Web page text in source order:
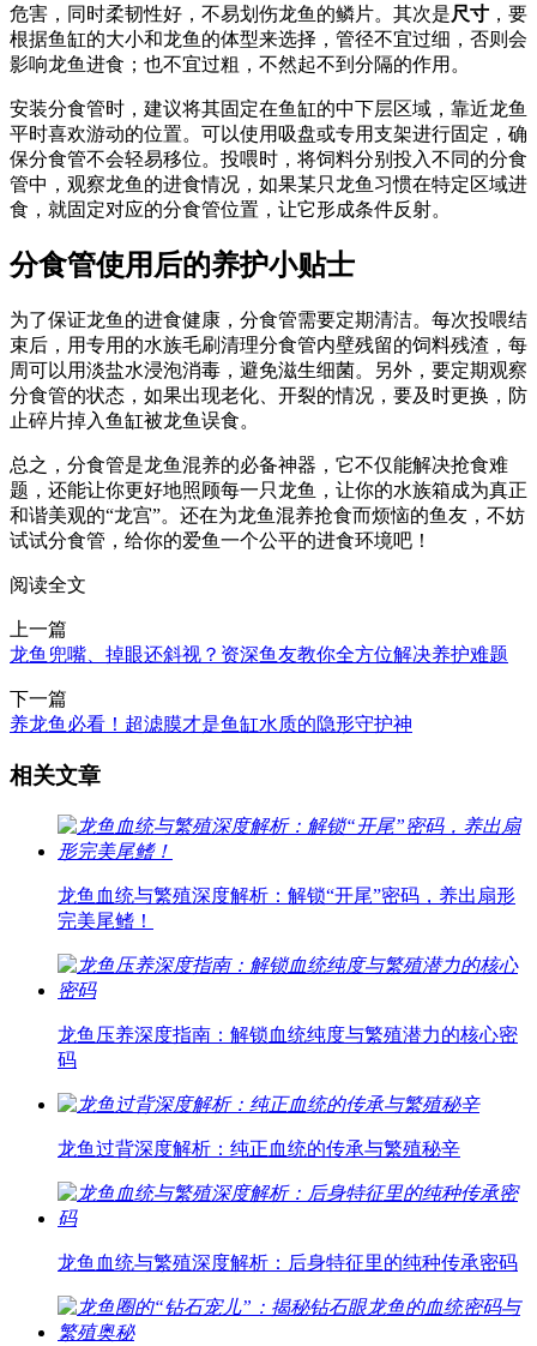
危害，同时柔韧性好，不易划伤龙鱼的鳞片。其次是尺寸 ，要
根据鱼缸的大小和龙鱼的体型来选择，管径不宜过细，否则会
影响龙鱼进食；也不宜过粗，不然起不到分隔的作用。
安装分食管时，建议将其固定在鱼缸的中下层区域，靠近龙鱼
平时喜欢游动的位置。可以使用吸盘或专用支架进行固定，确
保分食管不会轻易移位。投喂时，将饲料分别投入不同的分食
管中，观察龙鱼的进食情况，如果某只龙鱼习惯在特定区域进
食，就固定对应的分食管位置，让它形成条件反射。
分食管使用后的养护小贴士
为了保证龙鱼的进食健康，分食管需要定期清洁。每次投喂结
束后，用专用的水族毛刷清理分食管内壁残留的饲料残渣，每
周可以用淡盐水浸泡消毒，避免滋生细菌。另外，要定期观察
分食管的状态，如果出现老化、开裂的情况，要及时更换，防
止碎片掉入鱼缸被龙鱼误食。
总之，分食管是龙鱼混养的必备神器，它不仅能解决抢食难
题，还能让你更好地照顾每一只龙鱼，让你的水族箱成为真正
和谐美观的“龙宫”。还在为龙鱼混养抢食而烦恼的鱼友，不妨
试试分食管，给你的爱鱼一个公平的进食环境吧！
阅读全文
上一篇
龙鱼兜嘴、掉眼还斜视？资深鱼友教你全方位解决养护难题
下一篇
养龙鱼必看！超滤膜才是鱼缸水质的隐形守护神
相关文章
龙鱼血统与繁殖深度解析：解锁“开尾”密码，养出扇形
完美尾鳍！
龙鱼压养深度指南：解锁血统纯度与繁殖潜力的核心密
码
龙鱼过背深度解析：纯正血统的传承与繁殖秘辛
龙鱼血统与繁殖深度解析：后身特征里的纯种传承密码